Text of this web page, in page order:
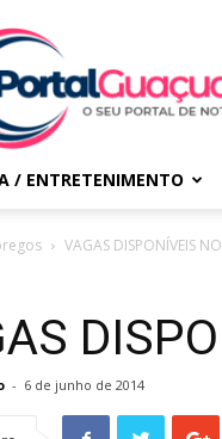
/ ENTRETENIMENTO
VAGAS DISPONÍVEIS
- 6 de junho de 2014